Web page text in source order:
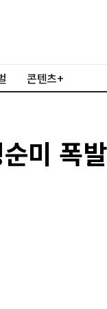
콘텐츠+
미 폭발